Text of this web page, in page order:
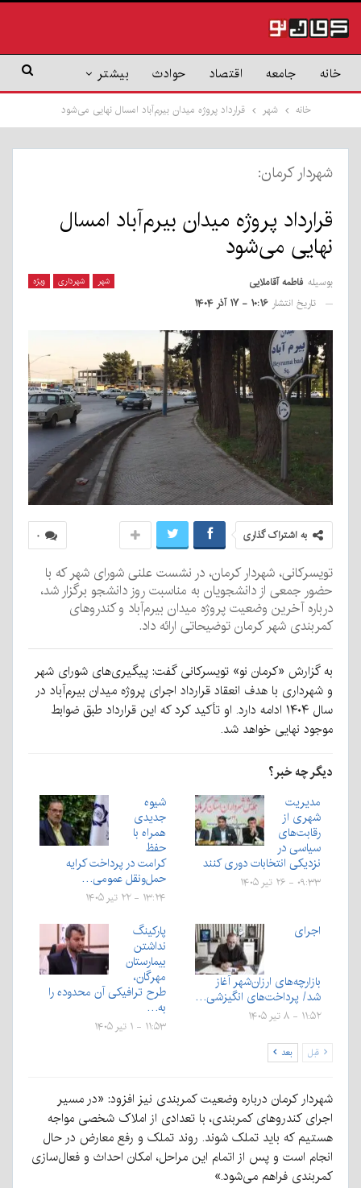
خانه جامعه اقتصاد حوادث بیشتر
خانه شهر قرارداد پروژه میدان بیرم‌آباد امسال نهایی می‌شود
شهردار کرمان:
قرارداد پروژه میدان بیرم‌آباد امسال
نهایی می‌شود
شهر شهرداری ویژه بوسیله فاطمه آقاملایی
تاریخ انتشار ۱۰:۱۶ - ۱۷ آذر ۱۴۰۴
۰ به اشتراک گذاری
تویسرکانی، شهردار کرمان، در نشست علنی شورای شهر که با
حضور جمعی از دانشجویان به مناسبت روز دانشجو برگزار شد،
درباره آخرین وضعیت پروژه میدان بیرم‌آباد و کندروهای
کمربندی شهر کرمان توضیحاتی ارائه داد.
به گزارش «کرمان نو» تویسرکانی گفت: پیگیری‌های شورای شهر
و شهرداری با هدف انعقاد قرارداد اجرای پروژه میدان بیرم‌آباد در
سال ۱۴۰۴ ادامه دارد. او تأکید کرد که این قرارداد طبق ضوابط
موجود نهایی خواهد شد.
دیگر چه خبر؟
مدیریت
شهری از
رقابت‌های
سیاسی در
نزدیکی انتخابات دوری کنند
۰۹:۳۳ - ۲۶ تیر ۱۴۰۵
شیوه
جدیدی
همراه با
حفظ
کرامت در پرداخت کرایه
حمل‌ونقل عمومی…
۱۳:۲۴ - ۲۲ تیر ۱۴۰۵
اجرای
بازارچه‌های ارزان‌شهر آغاز
شد/ پرداخت‌های انگیزشی…
۱۱:۵۲ - ۸ تیر ۱۴۰۵
پارکینگ
نداشتن
بيمارستان
مهرگان،
طرح ترافیکی آن محدوده را
به…
۱۱:۵۳ - ۱ تیر ۱۴۰۵
قبل بعد
شهردار کرمان درباره وضعیت کمربندی نیز افزود: «در مسیر
اجرای کندروهای کمربندی، با تعدادی از املاک شخصی مواجه
هستیم که باید تملک شوند. روند تملک و رفع معارض در حال
انجام است و پس از اتمام این مراحل، امکان احداث و فعال‌سازی
کمربندی فراهم می‌شود.»